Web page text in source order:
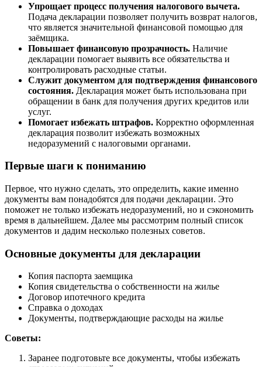
Упрощает процесс получения налогового вычета.
Подача декларации позволяет получить возврат налогов,
что является значительной финансовой помощью для
заёмщика.
Повышает финансовую прозрачность. Наличие
декларации помогает выявить все обязательства и
контролировать расходные статьи.
Служит документом для подтверждения финансового
состояния. Декларация может быть использована при
обращении в банк для получения других кредитов или
услуг.
Помогает избежать штрафов. Корректно оформленная
декларация позволит избежать возможных
недоразумений с налоговыми органами.
Первые шаги к пониманию
Первое, что нужно сделать, это определить, какие именно
документы вам понадобятся для подачи декларации. Это
поможет не только избежать недоразумений, но и сэкономить
время в дальнейшем. Далее мы рассмотрим полный список
документов и дадим несколько полезных советов.
Основные документы для декларации
Копия паспорта заемщика
Копия свидетельства о собственности на жилье
Договор ипотечного кредита
Справка о доходах
Документы, подтверждающие расходы на жилье
Советы:
Заранее подготовьте все документы, чтобы избежать